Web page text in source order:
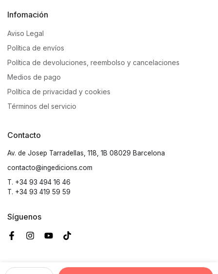
Infomación
Aviso Legal
Política de envíos
Política de devoluciones, reembolso y cancelaciones
Medios de pago
Política de privacidad y cookies
Términos del servicio
Contacto
Av. de Josep Tarradellas, 118, 1B 08029 Barcelona
contacto@ingedicions.com
T. +34 93 494 16 46
T. +34 93 419 59 59
Síguenos
© 2026 ING EDICIONS